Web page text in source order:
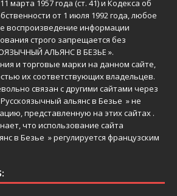
марта 1957 года (ст. 41) и Кодекса об
от 1 июля 1992 года, любое
воспроизведение информации
строго запрещается без
АЛЬЯНС В БЕЗЬЕ ».
и торговые марки на данном сайте,
их соответствующих владельцев.
связан с другими сайтами через
альянс в Безье » не
представленную на этих сайтах .
что использование сайта
в Безье » регулируется французским